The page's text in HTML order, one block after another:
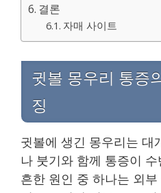
결론
자매 사이트
귓볼 몽우리 통증
징
귓볼에 생긴 몽우리는 대
나 붓기와 함께 통증이
흔한 원인 중 하나는 외